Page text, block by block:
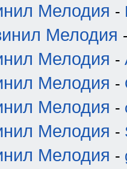
Мелодия -
Мелодия
Мелодия -
Мелодия -
Мелодия -
Мелодия -
Мелодия -